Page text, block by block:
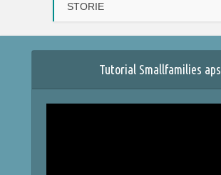
STORIE
Tutorial Smallfamilies aps